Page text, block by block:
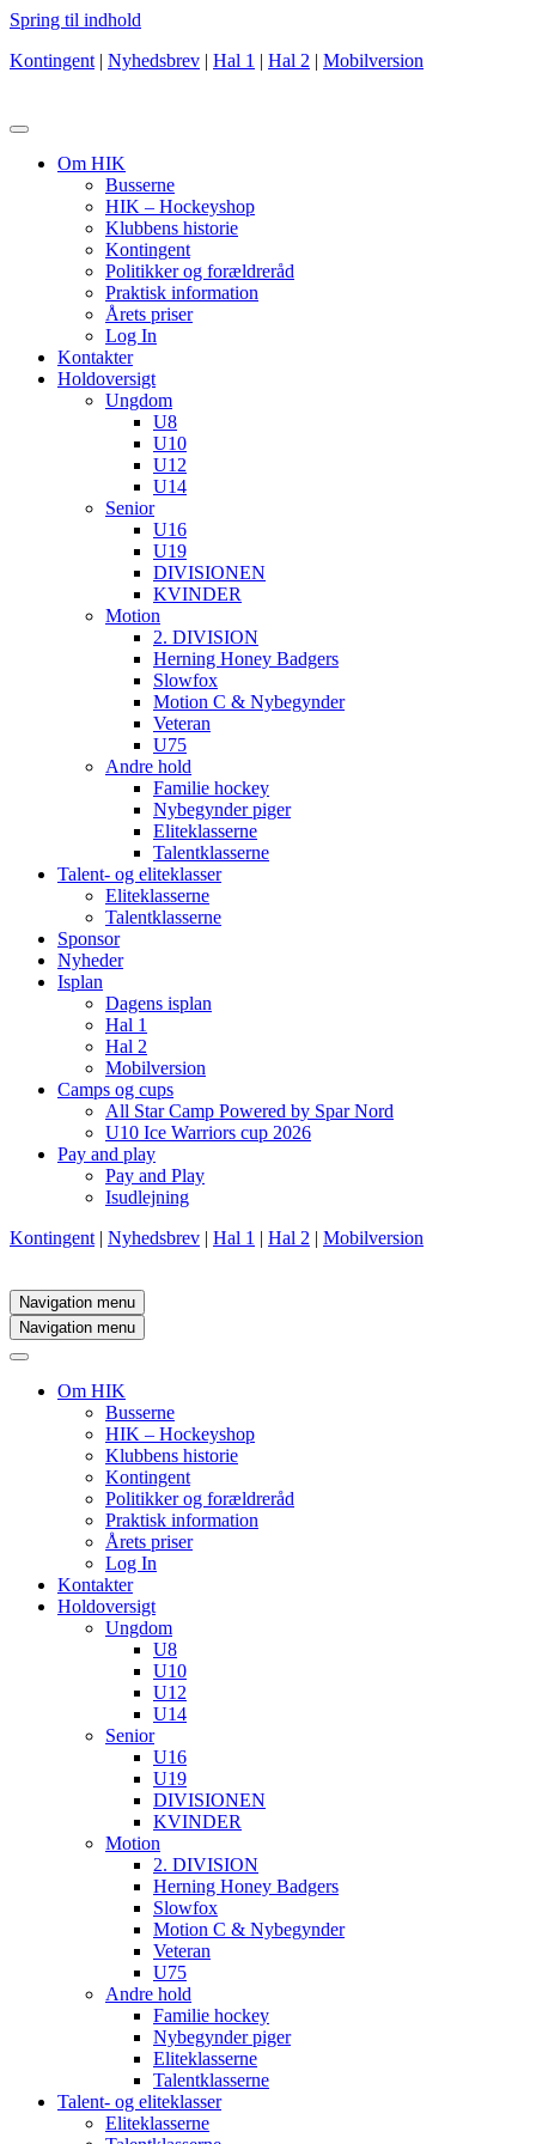
Spring til indhold
Kontingent | Nyhedsbrev | Hal 1 | Hal 2 | Mobilversion
Om HIK
Busserne
HIK – Hockeyshop
Klubbens historie
Kontingent
Politikker og forældreråd
Praktisk information
Årets priser
Log In
Kontakter
Holdoversigt
Ungdom
U8
U10
U12
U14
Senior
U16
U19
DIVISIONEN
KVINDER
Motion
2. DIVISION
Herning Honey Badgers
Slowfox
Motion C & Nybegynder
Veteran
U75
Andre hold
Familie hockey
Nybegynder piger
Eliteklasserne
Talentklasserne
Talent- og eliteklasser
Eliteklasserne
Talentklasserne
Sponsor
Nyheder
Isplan
Dagens isplan
Hal 1
Hal 2
Mobilversion
Camps og cups
All Star Camp Powered by Spar Nord
U10 Ice Warriors cup 2026
Pay and play
Pay and Play
Isudlejning
Kontingent | Nyhedsbrev | Hal 1 | Hal 2 | Mobilversion
Navigation menu
Navigation menu
Om HIK
Busserne
HIK – Hockeyshop
Klubbens historie
Kontingent
Politikker og forældreråd
Praktisk information
Årets priser
Log In
Kontakter
Holdoversigt
Ungdom
U8
U10
U12
U14
Senior
U16
U19
DIVISIONEN
KVINDER
Motion
2. DIVISION
Herning Honey Badgers
Slowfox
Motion C & Nybegynder
Veteran
U75
Andre hold
Familie hockey
Nybegynder piger
Eliteklasserne
Talentklasserne
Talent- og eliteklasser
Eliteklasserne